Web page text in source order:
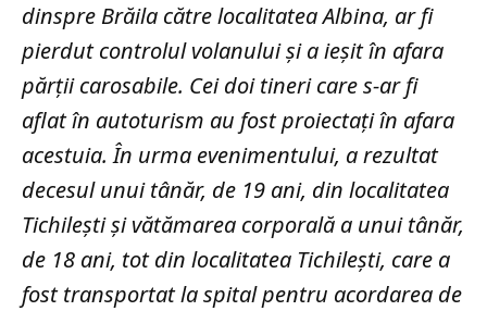
dinspre Brăila către localitatea Albina, ar fi
pierdut controlul volanului și a ieșit în afara
părții carosabile. Cei doi tineri care s-ar fi
aflat în autoturism au fost proiectați în afara
acestuia. În urma evenimentului, a rezultat
decesul unui tânăr, de 19 ani, din localitatea
Tichilești și vătămarea corporală a unui tânăr,
de 18 ani, tot din localitatea Tichilești, care a
fost transportat la spital pentru acordarea de